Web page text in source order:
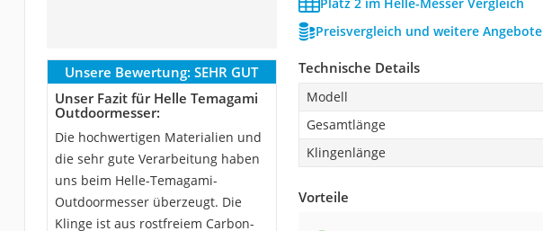
Platz 2 im Helle-Messer Vergleich
Preisvergleich und weitere Angebote
Unsere Bewertung: SEHR GUT
Unser Fazit für Helle Temagami
Outdoormesser:
Die hochwertigen Materialien und
die sehr gute Verarbeitung haben
uns beim Helle-Temagami-
Outdoormesser überzeugt. Die
Klinge ist aus rostfreiem Carbon-
Technische Details
Modell
Gesamtlänge
Klingenlänge
Vorteile